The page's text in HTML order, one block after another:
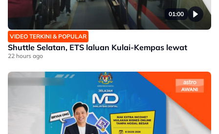
01:00
VIDEO TERKINI & POPULAR
Shuttle Selatan, ETS laluan Kulai-Kempas lewat
22 hours ago